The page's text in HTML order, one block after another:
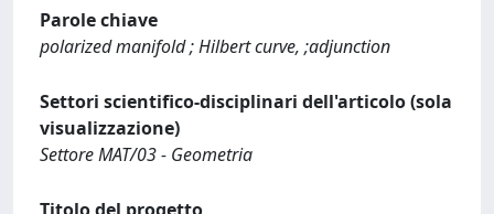
Parole chiave
polarized manifold ; Hilbert curve, ;adjunction
Settori scientifico-disciplinari dell'articolo (sola
visualizzazione)
Settore MAT/03 - Geometria